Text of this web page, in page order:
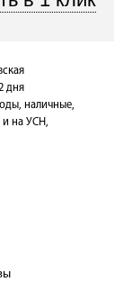
дня
наличные,
и на УСН,